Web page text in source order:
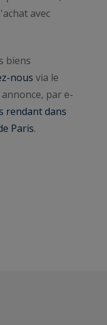
avec
biens
nous via le
par e-
rendant dans
Paris.